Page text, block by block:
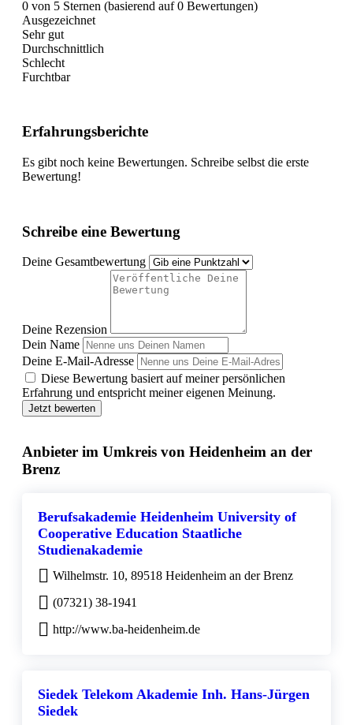
0 von 5 Sternen (basierend auf 0 Bewertungen)
Ausgezeichnet
Sehr gut
Durchschnittlich
Schlecht
Furchtbar
Erfahrungsberichte
Es gibt noch keine Bewertungen. Schreibe selbst die erste
Bewertung!
Schreibe eine Bewertung
Deine Gesamtbewertung
Deine Rezension
Dein Name
Deine E-Mail-Adresse
Diese Bewertung basiert auf meiner persönlichen
Erfahrung und entspricht meiner eigenen Meinung.
Jetzt bewerten
Anbieter im Umkreis von Heidenheim an der
Brenz
Berufsakademie Heidenheim University of
Cooperative Education Staatliche
Studienakademie
Wilhelmstr. 10, 89518 Heidenheim an der Brenz
(07321) 38-1941
http://www.ba-heidenheim.de
Siedek Telekom Akademie Inh. Hans-Jürgen
Siedek